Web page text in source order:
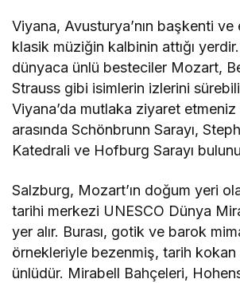
Viyana, Avusturya’nın başkenti
klasik müziğin kalbinin attığı
dünyaca ünlü besteciler Mozart,
Strauss gibi isimlerin izlerini
Viyana’da mutlaka ziyaret
arasında Schönbrunn Sarayı,
Katedrali ve Hofburg Sarayı
Salzburg, Mozart’ın doğum yeri
tarihi merkezi UNESCO Dünya
yer alır. Burası, gotik ve barok
örnekleriyle bezenmiş, tarih kokan
ünlüdür. Mirabell Bahçeleri,